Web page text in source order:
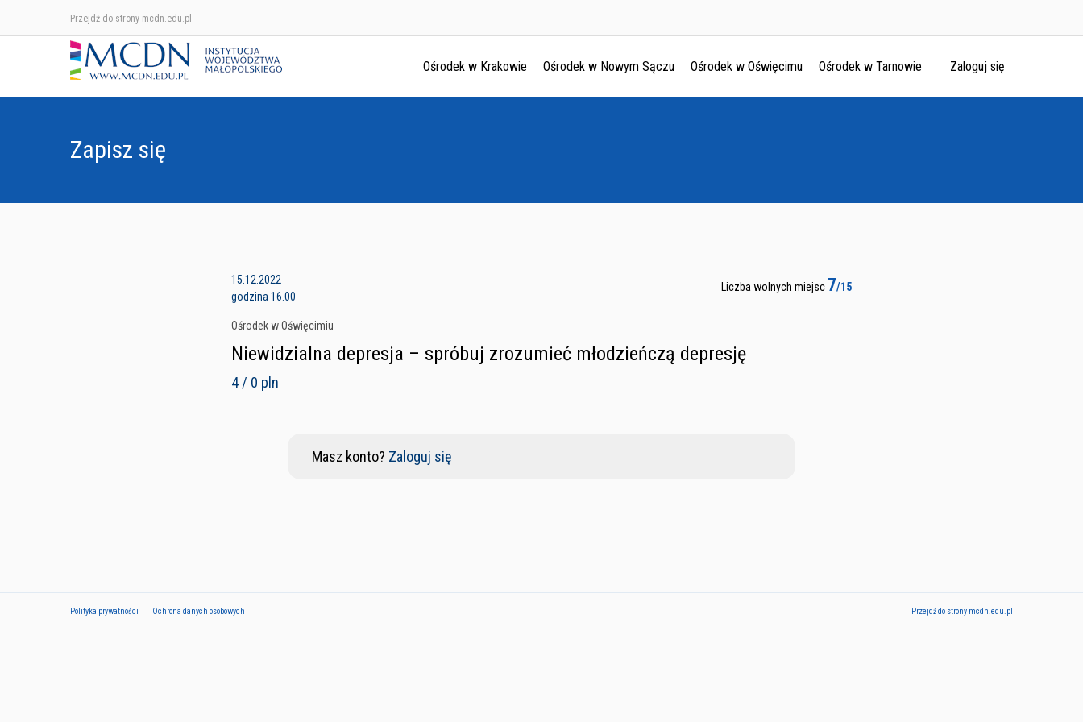
Przejdź do strony mcdn.edu.pl
Ośrodek w Krakowie Ośrodek w Nowym Sączu Ośrodek w Oświęcimu Ośrodek w Tarnowie Zaloguj się
Zapisz się
15.12.2022
godzina 16.00
Ośrodek w Oświęcimiu
Liczba wolnych miejsc 7/15
Niewidzialna depresja – spróbuj zrozumieć młodzieńczą depresję
4 / 0 pln
Masz konto? Zaloguj się
Polityka prywatności Ochrona danych osobowych Przejdź do strony mcdn.edu.pl
Ośrodek w Krakowie